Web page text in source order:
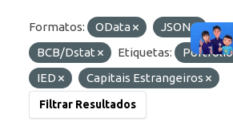
Formatos: OData JSON
BCB/Dstat
Etiquetas:
IED
Capitais Estrangeiros
Filtrar Resultados